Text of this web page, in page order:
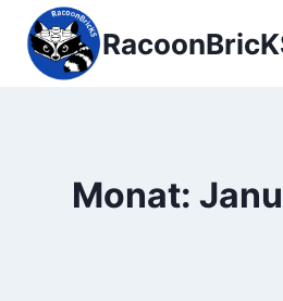
Zum
Inhalt
springen
Monat: